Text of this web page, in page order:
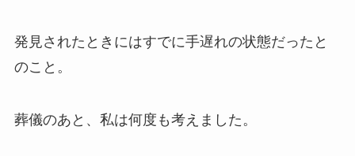
発見されたときにはすでに手遅れの状態だったと
のこと。
葬儀のあと、私は何度も考えました。